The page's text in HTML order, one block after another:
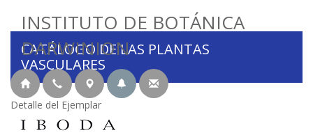
INSTITUTO DE BOTÁNICA
DARWINION
CATÁLOGO DE LAS PLANTAS
VASCULARES
Detalle del Ejemplar